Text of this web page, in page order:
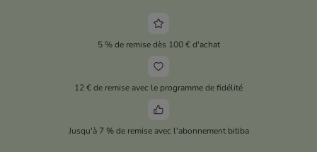
5 % de remise dès 100 € d'achat
12 € de remise avec le programme de fidélité
Jusqu'à 7 % de remise avec l'abonnement bitiba